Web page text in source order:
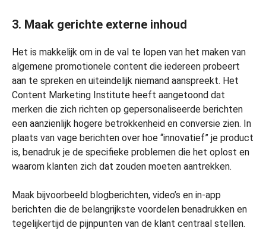
3. Maak gerichte externe inhoud
Het is makkelijk om in de val te lopen van het maken van
algemene promotionele content die iedereen probeert
aan te spreken en uiteindelijk niemand aanspreekt. Het
Content Marketing Institute heeft aangetoond dat
merken die zich richten op gepersonaliseerde berichten
een aanzienlijk hogere betrokkenheid en conversie zien. In
plaats van vage berichten over hoe “innovatief” je product
is, benadruk je de specifieke problemen die het oplost en
waarom klanten zich dat zouden moeten aantrekken.
Maak bijvoorbeeld blogberichten, video’s en in-app
berichten die de belangrijkste voordelen benadrukken en
tegelijkertijd de pijnpunten van de klant centraal stellen.